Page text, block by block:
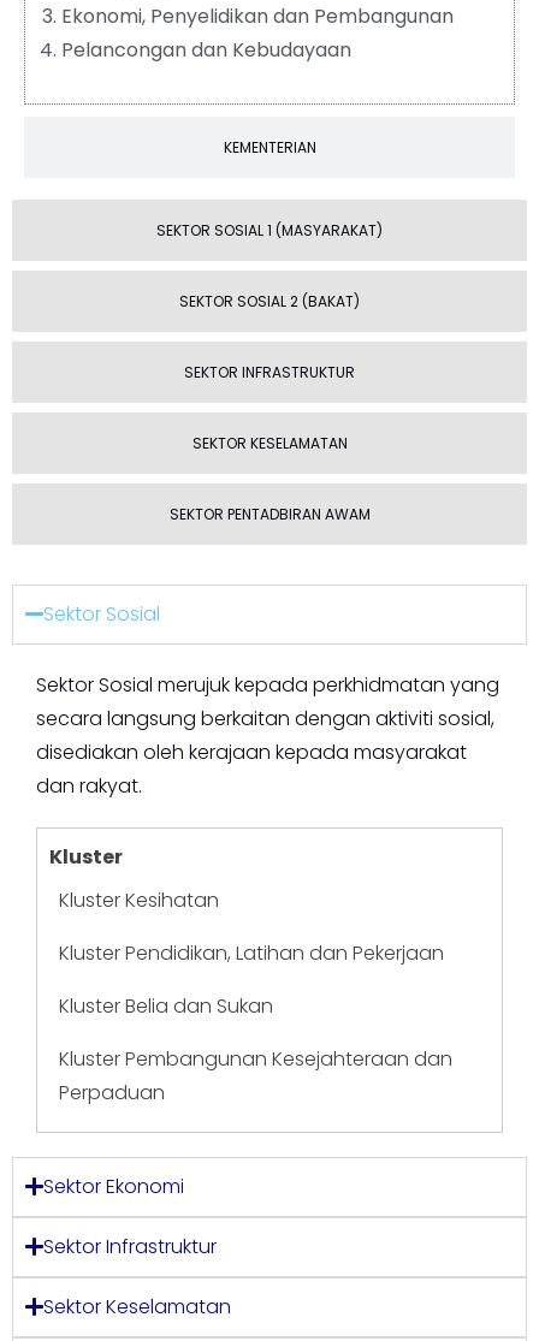
SEKTOR SOSIAL 1 (MASYARAKAT)
SEKTOR SOSIAL 2 (BAKAT)
SEKTOR INFRASTRUKTUR
SEKTOR KESELAMATAN
SEKTOR PENTADBIRAN AWAM
KEMENTERIAN
Ekonomi, Penyelidikan dan Pembangunan
Pelancongan dan Kebudayaan
Sektor Sosial
Sektor Sosial merujuk kepada perkhidmatan yang
secara langsung berkaitan dengan aktiviti sosial,
disediakan oleh kerajaan kepada masyarakat
dan rakyat.
Kluster
Kluster Kesihatan
Kluster Pendidikan, Latihan dan Pekerjaan
Kluster Belia dan Sukan
Kluster Pembangunan Kesejahteraan dan
Perpaduan
Sektor Ekonomi
Sektor Infrastruktur
Sektor Keselamatan